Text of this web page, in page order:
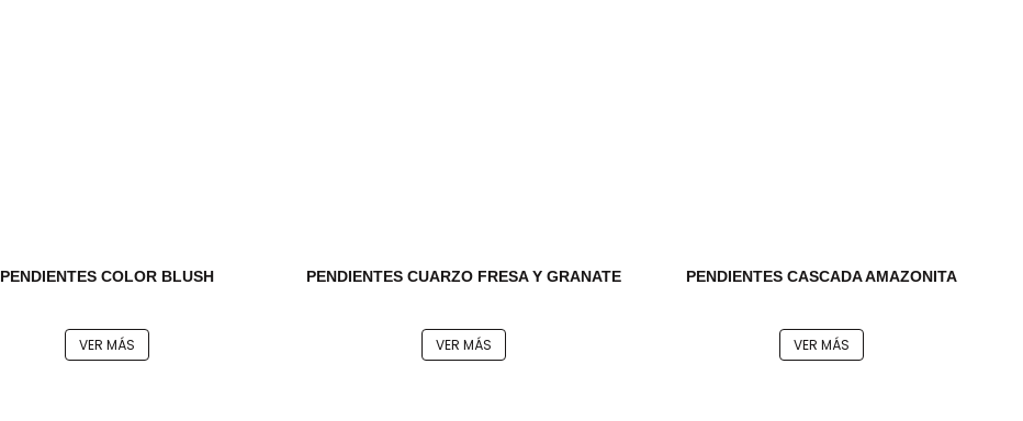
PENDIENTES COLOR BLUSH
VER MÁS
PENDIENTES CUARZO FRESA Y GRANATE
VER MÁS
PENDIENTES CASCADA AMAZONITA
VER MÁS